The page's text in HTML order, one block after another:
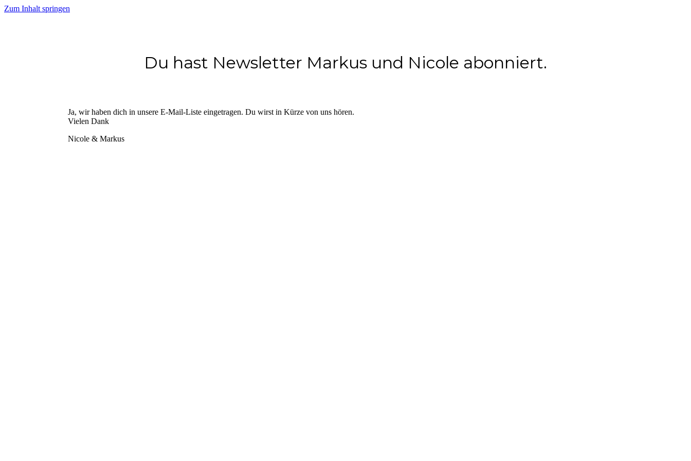
Zum Inhalt springen
Du hast Newsletter Markus und Nicole abonniert.
Ja, wir haben dich in unsere E-Mail-Liste eingetragen. Du wirst in Kürze von uns hören.
Vielen Dank
Nicole & Markus